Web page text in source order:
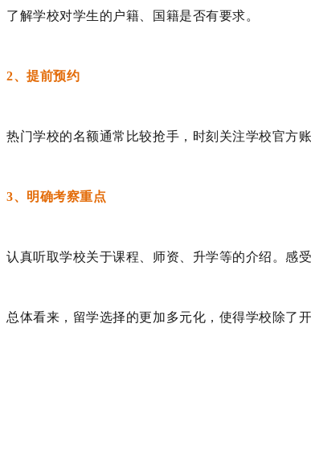
了解学校对学生的户籍、国籍是否有要求。
2、提前预约
热门学校的名额通常比较抢手，时刻关注学校官方
3、明确考察重点
认真听取学校关于课程、师资、升学等的介绍。感
总体看来，留学选择的更加多元化，使得学校除了